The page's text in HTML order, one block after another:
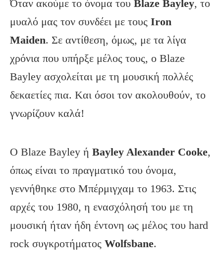
Όταν ακούμε το όνομα του Blaze Bayley, το
μυαλό μας τον συνδέει με τους Iron
Maiden. Σε αντίθεση, όμως, με τα λίγα
χρόνια που υπήρξε μέλος τους, ο Blaze
Bayley ασχολείται με τη μουσική πολλές
δεκαετίες πια. Kαι όσοι τον ακολουθούν, το
γνωρίζουν καλά!
Ο Blaze Bayley ή Bayley Alexander Cooke,
όπως είναι το πραγματικό του όνομα,
γεννήθηκε στο Μπέρμιγχαμ το 1963. Στις
αρχές του 1980, η ενασχόλησή του με τη
μουσική ήταν ήδη έντονη ως μέλος του hard
rock συγκροτήματος Wolfsbane.